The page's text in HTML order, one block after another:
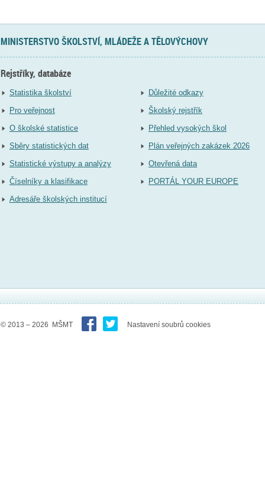
MINISTERSTVO ŠKOLSTVÍ, MLÁDEŽE A TĚLOVÝCHOVY
Rejstříky, databáze
Statistika školství
Pro veřejnost
O školské statistice
Sběry statistických dat
Statistické výstupy a analýzy
Číselníky a klasifikace
Adresáře školských institucí
Důležité odkazy
Školský rejstřík
Přehled vysokých škol
Plán veřejných zakázek 2026
Otevřená data
PORTÁL YOUR EUROPE
© 2013 – 2026 MŠMT Nastavení soubrů cookies